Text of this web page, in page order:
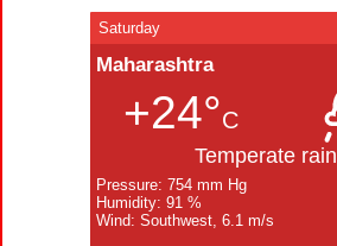
Saturday
Maharashtra
+24°C
Temperate rain
Pressure: 754 mm Hg
Humidity: 91 %
Wind: Southwest, 6.1 m/s